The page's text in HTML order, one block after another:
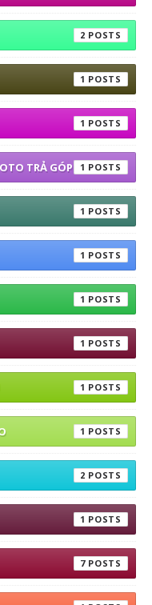
2
1
1
TRẢ GÓP 1
1
1
1
1
1
1
2
1
7